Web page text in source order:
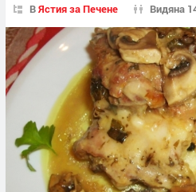
ВЯстия за Печене Видяна